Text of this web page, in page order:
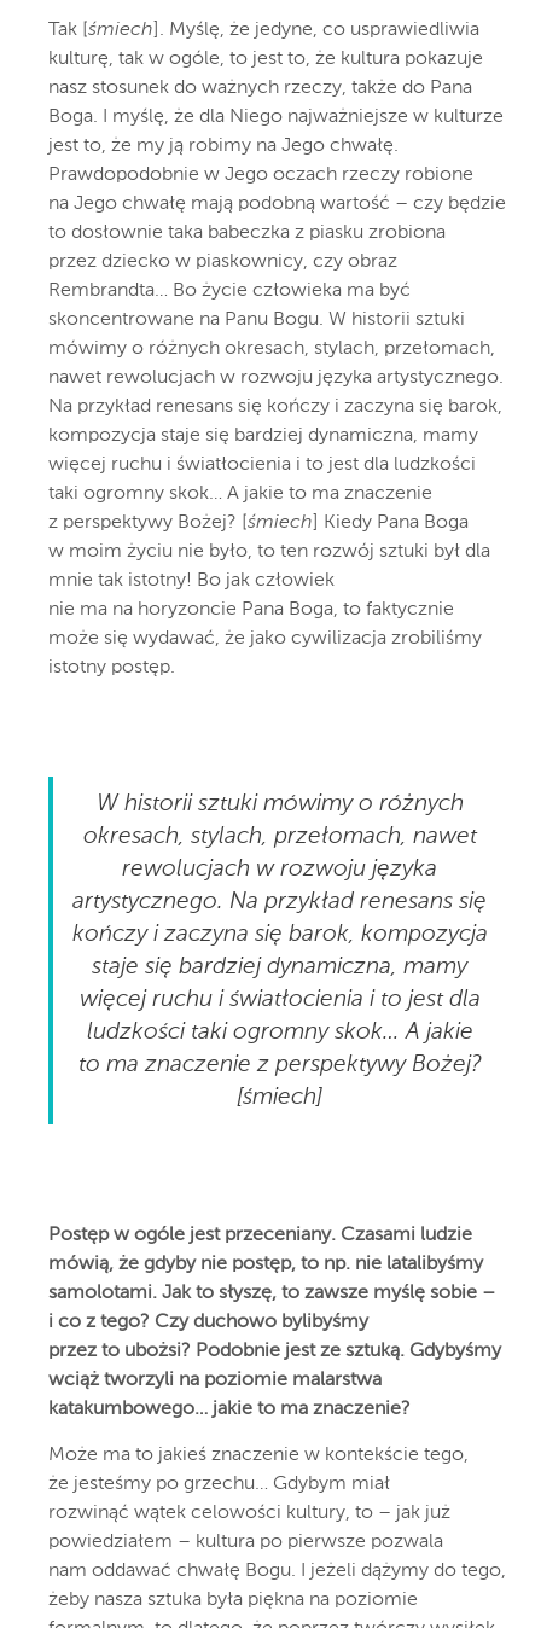
Tak [ śmiech ]. Myślę, że jedyne, co usprawiedliwia
kulturę, tak w ogóle, to jest to, że kultura pokazuje
nasz stosunek do ważnych rzeczy, także do Pana
Boga. I myślę, że dla Niego najważniejsze w kulturze
jest to, że my ją robimy na Jego chwałę.
Prawdopodobnie w Jego oczach rzeczy robione
na Jego chwałę mają podobną wartość – czy będzie
to dosłownie taka babeczka z piasku zrobiona
przez dziecko w piaskownicy, czy obraz
Rembrandta… Bo życie człowieka ma być
skoncentrowane na Panu Bogu. W historii sztuki
mówimy o różnych okresach, stylach, przełomach,
nawet rewolucjach w rozwoju języka artystycznego.
Na przykład renesans się kończy i zaczyna się barok,
kompozycja staje się bardziej dynamiczna, mamy
więcej ruchu i światłocienia i to jest dla ludzkości
taki ogromny skok… A jakie to ma znaczenie
z perspektywy Bożej? [ śmiech ] Kiedy Pana Boga
w moim życiu nie było, to ten rozwój sztuki był dla
mnie tak istotny! Bo jak człowiek
nie ma na horyzoncie Pana Boga, to faktycznie
może się wydawać, że jako cywilizacja zrobiliśmy
istotny postęp.
W historii sztuki mówimy o różnych
okresach, stylach, przełomach, nawet
rewolucjach w rozwoju języka
artystycznego. Na przykład renesans się
kończy i zaczyna się barok, kompozycja
staje się bardziej dynamiczna, mamy
więcej ruchu i światłocienia i to jest dla
ludzkości taki ogromny skok… A jakie
to ma znaczenie z perspektywy Bożej?
[śmiech]
Postęp w ogóle jest przeceniany. Czasami ludzie
mówią, że gdyby nie postęp, to np. nie latalibyśmy
samolotami. Jak to słyszę, to zawsze myślę sobie –
i co z tego? Czy duchowo bylibyśmy
przez to ubożsi? Podobnie jest ze sztuką. Gdybyśmy
wciąż tworzyli na poziomie malarstwa
katakumbowego… jakie to ma znaczenie?
Może ma to jakieś znaczenie w kontekście tego,
że jesteśmy po grzechu… Gdybym miał
rozwinąć wątek celowości kultury, to – jak już
powiedziałem – kultura po pierwsze pozwala
nam oddawać chwałę Bogu. I jeżeli dążymy do tego,
żeby nasza sztuka była piękna na poziomie